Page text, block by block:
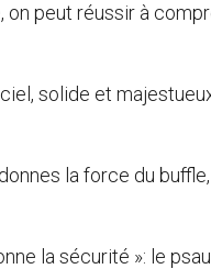
on peut réussir à
solide et
la force du
la sécurité »: le